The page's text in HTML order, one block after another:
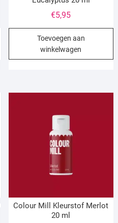
€5,95
Toevoegen aan
winkelwagen
Colour Mill Kleurstof Merlot
20 ml